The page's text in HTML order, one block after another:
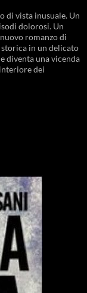
di vista inusuale. Un
dolorosi. Un
romanzo di
in un delicato
diventa una vicenda
dei